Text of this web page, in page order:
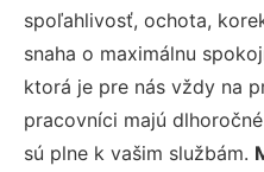
spoľahlivosť, ochota,
snaha o maximálnu
ktorá je pre nás vždy na
pracovníci majú
sú plne k vašim službám.